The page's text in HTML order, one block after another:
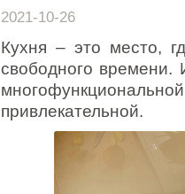
2021-10-26
Кухня – это место,
свободного
привлекательной.